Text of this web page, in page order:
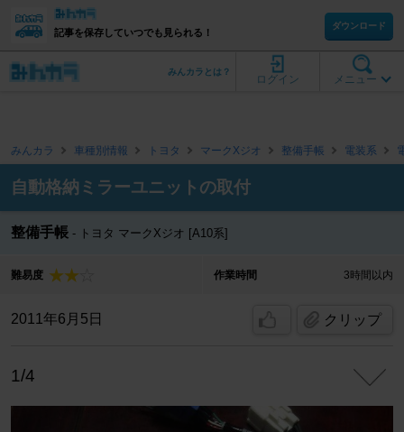
記事を保存していつでも見られる！
ダウンロード
メニュー
ログイン
みんカラとは？
みんカラ 車種別情報 トヨタ マークXジオ 整備手帳 電装系
自動格納ミラーユニットの取付
整備手帳 トヨタ マークXジオ [A10系]
難易度 作業時間 3時間以内
2011年6月5日 クリップ
1/4